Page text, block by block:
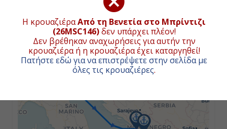
Η κρουαζιέραΑπό τη Βενετία στο Μπρίντιζι
(26MSC146)δεν υπάρχει πλέον!
Δεν βρέθηκαν αναχωρήσεις για αυτήν την
κρουαζιέρα ή η κρουαζιέρα έχει καταργηθεί!
Πατήστε εδώ για να επιστρέψετε στην σελίδα με
όλες τις κρουαζιέρες.
Συνολική απόσταση κρουαζιέρας:860ναυτικά μίλια
(1593χλμ.)
+